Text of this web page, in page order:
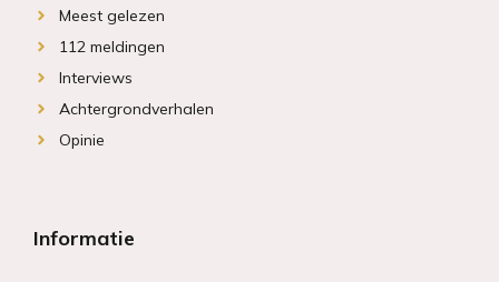
Meest gelezen
112 meldingen
Interviews
Achtergrondverhalen
Opinie
Informatie